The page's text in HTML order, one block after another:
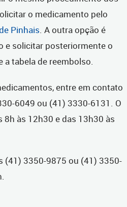
o medicamento pelo
Pinhais. A outra opção é
e solicitar posteriormente o
a tabela de reembolso.
entre em contato
6049 ou (41) 3330-6131. O
8h às 12h30 e das 13h30 às
(41) 3350-9875 ou (41) 3350-